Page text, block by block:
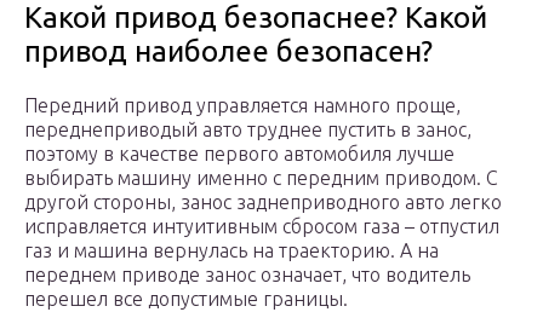
Какой привод безопаснее? Какой
привод наиболее безопасен?
Передний привод управляется намного проще,
переднеприводый авто труднее пустить в занос,
поэтому в качестве первого автомобиля лучше
выбирать машину именно с передним приводом. С
другой стороны, занос заднеприводного авто легко
исправляется интуитивным сбросом газа – отпустил
газ и машина вернулась на траекторию. А на
переднем приводе занос означает, что водитель
перешел все допустимые границы.